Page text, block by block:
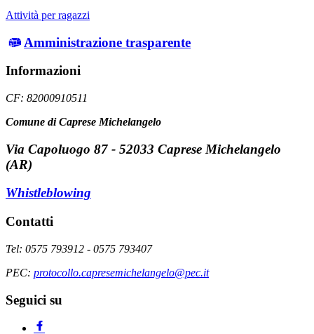
Attività per ragazzi
Amministrazione trasparente
Informazioni
CF: 82000910511
Comune di Caprese Michelangelo
Via Capoluogo 87 - 52033 Caprese Michelangelo
(AR)
Whistleblowing
Contatti
Tel: 0575 793912 - 0575 793407
PEC: protocollo.capresemichelangelo@pec.it
Seguici su